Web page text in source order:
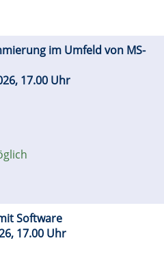
im Umfeld von MS-
17.00 Uhr
Software
17.00 Uhr